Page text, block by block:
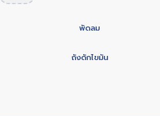
พัดลม
ถังดักไขมัน